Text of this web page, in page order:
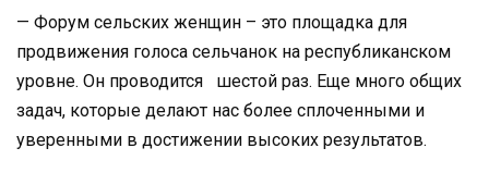
— Форум сельских женщин – это площадка для
продвижения голоса сельчанок на республиканском
уровне. Он проводится шестой раз. Еще много общих
задач, которые делают нас более сплоченными и
уверенными в достижении высоких результатов.